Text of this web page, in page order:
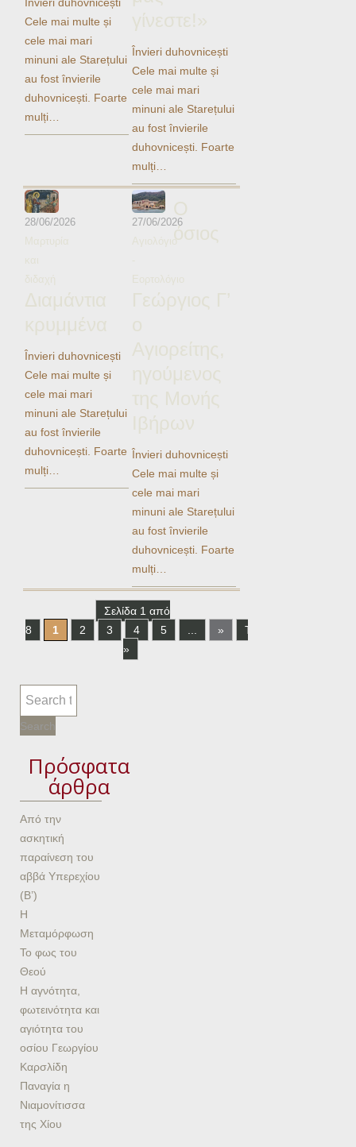
Ηχητικά
Cele mai multe și
cele mai mari
minuni ale Starețului
au fost învierile
duhovnicești. Foarte
mulți…
γίνεστε!»
Învieri duhovnicești
Cele mai multe și
cele mai mari
minuni ale Starețului
au fost învierile
duhovnicești. Foarte
mulți…
28/06/2026
Μαρτυρία
και
διδαχή
Διαμάντια
κρυμμένα
Învieri duhovnicești
Cele mai multe și
cele mai mari
minuni ale Starețului
au fost învierile
duhovnicești. Foarte
mulți…
27/06/2026
Αγιολόγιο
-
Εορτολόγιο
Ο
όσιος
Γεώργιος Γ’
ο
Αγιορείτης,
ηγούμενος
της Μονής
Ιβήρων
Învieri duhovnicești
Cele mai multe și
cele mai mari
minuni ale Starețului
au fost învierile
duhovnicești. Foarte
mulți…
Σελίδα 1 από
8
1 2 3 4 5 »
Τελευταία
»
Πρόσφατα
άρθρα
Από την
ασκητική
παραίνεση του
αββά Υπερεχίου
(Β’)
Η
Μεταμόρφωση
Το φως του
Θεού
Η αγνότητα,
φωτεινότητα και
αγιότητα του
οσίου Γεωργίου
Καρσλίδη
Παναγία η
Νιαμονίτισσα
της Χίου